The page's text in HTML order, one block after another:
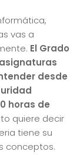
vas a
El Grado
desde
horas de
quiere decir
tiene su
conceptos.